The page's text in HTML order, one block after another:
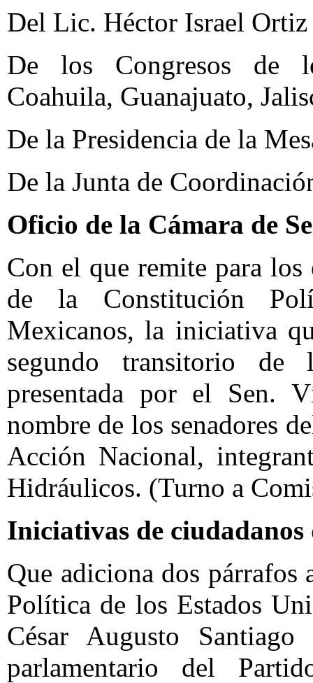
Del Lic. Héctor Israel
De los Congresos de
Coahuila, Guanajuato,
De la Presidencia de la
De la Junta de
Oficio de la Cámara de
Con el que remite para
de la Constitución
Mexicanos, la iniciativa
segundo transitorio de
presentada por el Sen.
nombre de los senadores
Acción Nacional,
Hidráulicos. (Turno a
Iniciativas de
Que adiciona dos
Política de los Estados
César Augusto
parlamentario del